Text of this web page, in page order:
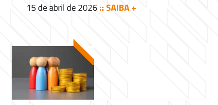
15 de abril de 2026:: SAIBA +